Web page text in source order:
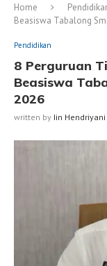
Home
Beasiswa Tabalong
Pendidikan
8 Perguruan
Beasiswa
2026
written by Iin Hendriyani